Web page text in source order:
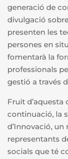
generació de
divulgació
presenten les
persones en
fomentarà la
professionals
gestió a través
Fruit d’aquesta
continuació, la
d’Innovació,
representants
socials que té